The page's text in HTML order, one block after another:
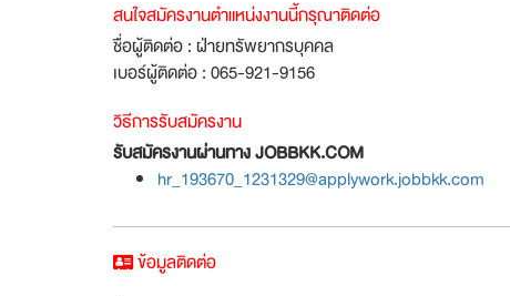
สนใจสมัครงานตำแหน่งงานนี้กรุณาติดต่อ
ชื่อผู้ติดต่อ : ฝ่ายทรัพยากรบุคคล
เบอร์ผู้ติดต่อ : 065-921-9156
วิธีการรับสมัครงาน
รับสมัครงานผ่านทาง JOBBKK.COM
hr_193670_1231329@applywork.jobbkk.com
ข้อมูลติดต่อ